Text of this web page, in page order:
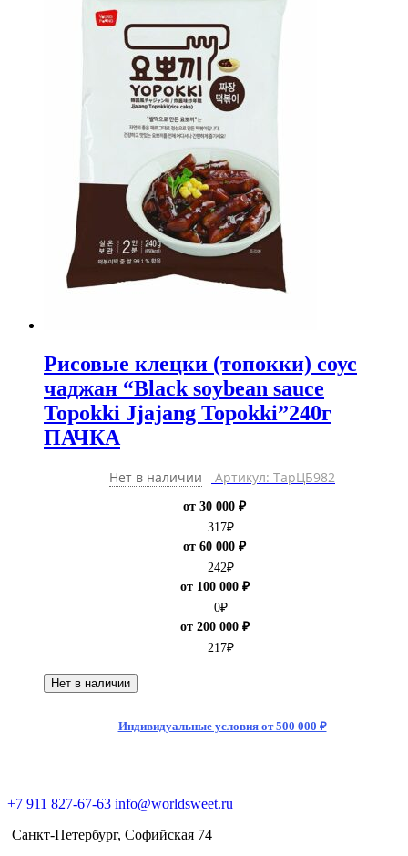
Рисовые клецки (топокки) соус
чаджан “Black soybean sauce
Topokki Jjajang Topokki”240г
ПАЧКА
Нет в наличии Артикул: ТарЦБ982
от 30 000 ₽
317₽
от 60 000 ₽
242₽
от 100 000 ₽
0₽
от 200 000 ₽
217₽
Нет в наличии
Индивидуальные условия от 500 000 ₽
+7 911 827-67-63 info@worldsweet.ru
Санкт-Петербург​, Софийская 74